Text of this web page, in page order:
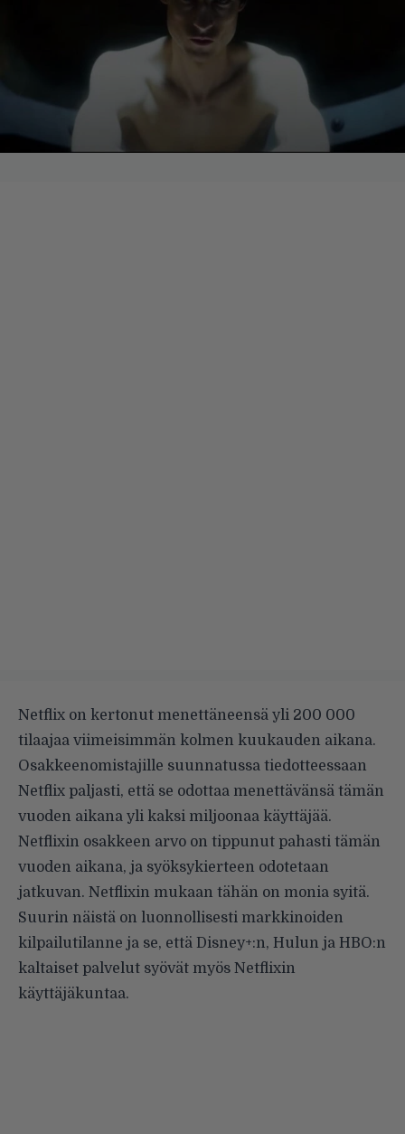
Netflix on kertonut menettäneensä yli 200 000
tilaajaa viimeisimmän kolmen kuukauden aikana.
Osakkeenomistajille suunnatussa tiedotteessaan
Netflix paljasti, että se odottaa menettävänsä tämän
vuoden aikana yli kaksi miljoonaa käyttäjää.
Netflixin osakkeen arvo on tippunut pahasti tämän
vuoden aikana, ja syöksykierteen odotetaan
jatkuvan. Netflixin mukaan tähän on monia syitä.
Suurin näistä on luonnollisesti markkinoiden
kilpailutilanne ja se, että Disney+:n, Hulun ja HBO:n
kaltaiset palvelut syövät myös Netflixin
käyttäjäkuntaa.